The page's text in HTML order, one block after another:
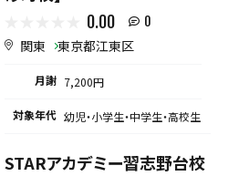
0.00 0
関東 東京都江東区
月謝 7,200円
対象年代 幼児・小学生・中学生・高校生
STARアカデミー習志野台校